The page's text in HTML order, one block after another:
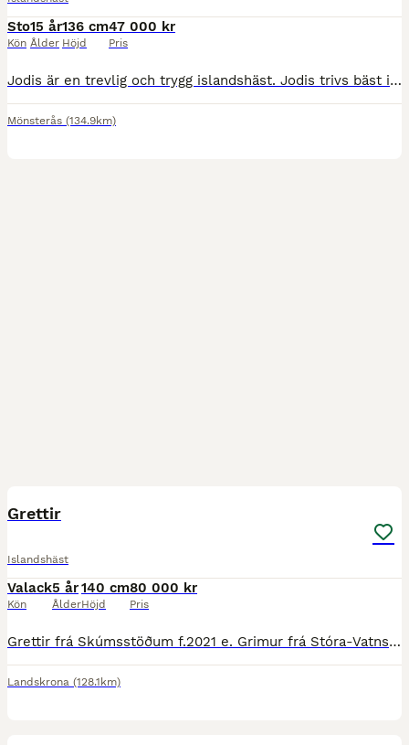
Sto
Kön
15 år
Ålder
136 cm
Höjd
47 000 kr
Pris
Jodis är en trevlig och trygg islandshäst. Jodis trivs bäst i skogen, där hon kan utforska stigarna och njuta av omgivningen. Paddocken är inte riktigt hennes grej, så hon är verkligen en *utpräglad s
Mönsterås (134.9km)
Grettir
Islandshäst
Valack
Kön
5 år
Ålder
140 cm
Höjd
80 000 kr
Pris
Grettir frá Skúmsstöðum f.2021 e. Grimur frá Stóra-Vatnsskarði u. Fetta frá Skúmsstöðum Grettir är en trevlig fyrgångsvalack med stora fina grund gångarter. Töltar fint kortare sträckor men kräver me
Landskrona (128.1km)